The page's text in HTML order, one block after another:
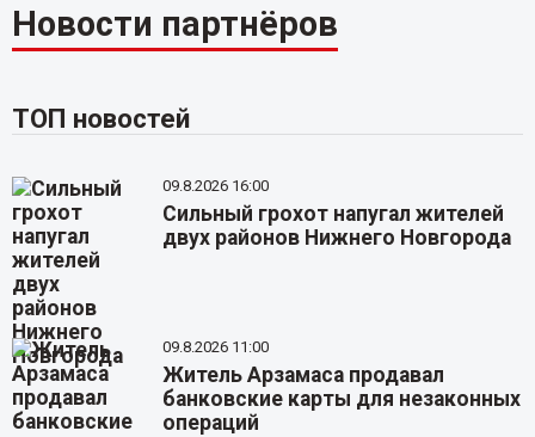
Новости партнёров
ТОП новостей
09.8.2026 16:00
Сильный грохот напугал жителей
двух районов Нижнего Новгорода
09.8.2026 11:00
Житель Арзамаса продавал
банковские карты для незаконных
операций